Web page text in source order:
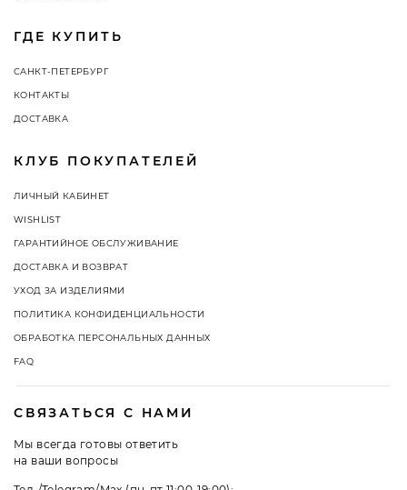
ГДЕ КУПИТЬ
САНКТ-ПЕТЕРБУРГ
КОНТАКТЫ
ДОСТАВКА
КЛУБ ПОКУПАТЕЛЕЙ
ЛИЧНЫЙ КАБИНЕТ
WISHLIST
ГАРАНТИЙНОЕ ОБСЛУЖИВАНИЕ
ДОСТАВКА И ВОЗВРАТ
УХОД ЗА ИЗДЕЛИЯМИ
ПОЛИТИКА КОНФИДЕНЦИАЛЬНОСТИ
ОБРАБОТКА ПЕРСОНАЛЬНЫХ ДАННЫХ
FAQ
СВЯЗАТЬСЯ С НАМИ
Мы всегда готовы ответить
на ваши вопросы